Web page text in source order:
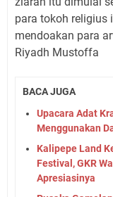
para tokoh religius
mendoakan para
Riyadh Mustoffa
BACA JUGA
Upacara Adat
Menggunakan
Kalipepe Land
Festival, GKR
Apresiasinya